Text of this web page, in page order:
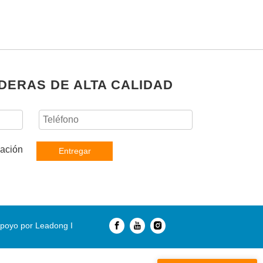
DE ALTA CALIDAD
Entregar
por Leadong I